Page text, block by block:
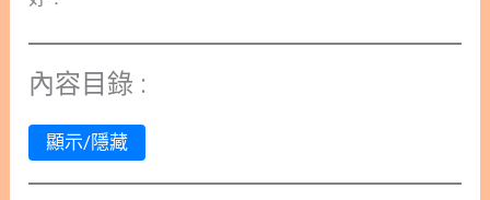
內容目錄 :
顯示/隱藏